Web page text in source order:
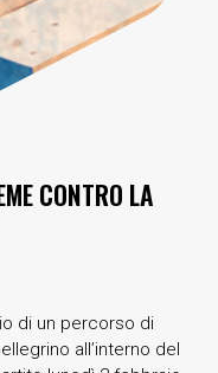
CONTRO LA
di un percorso di
all’interno del